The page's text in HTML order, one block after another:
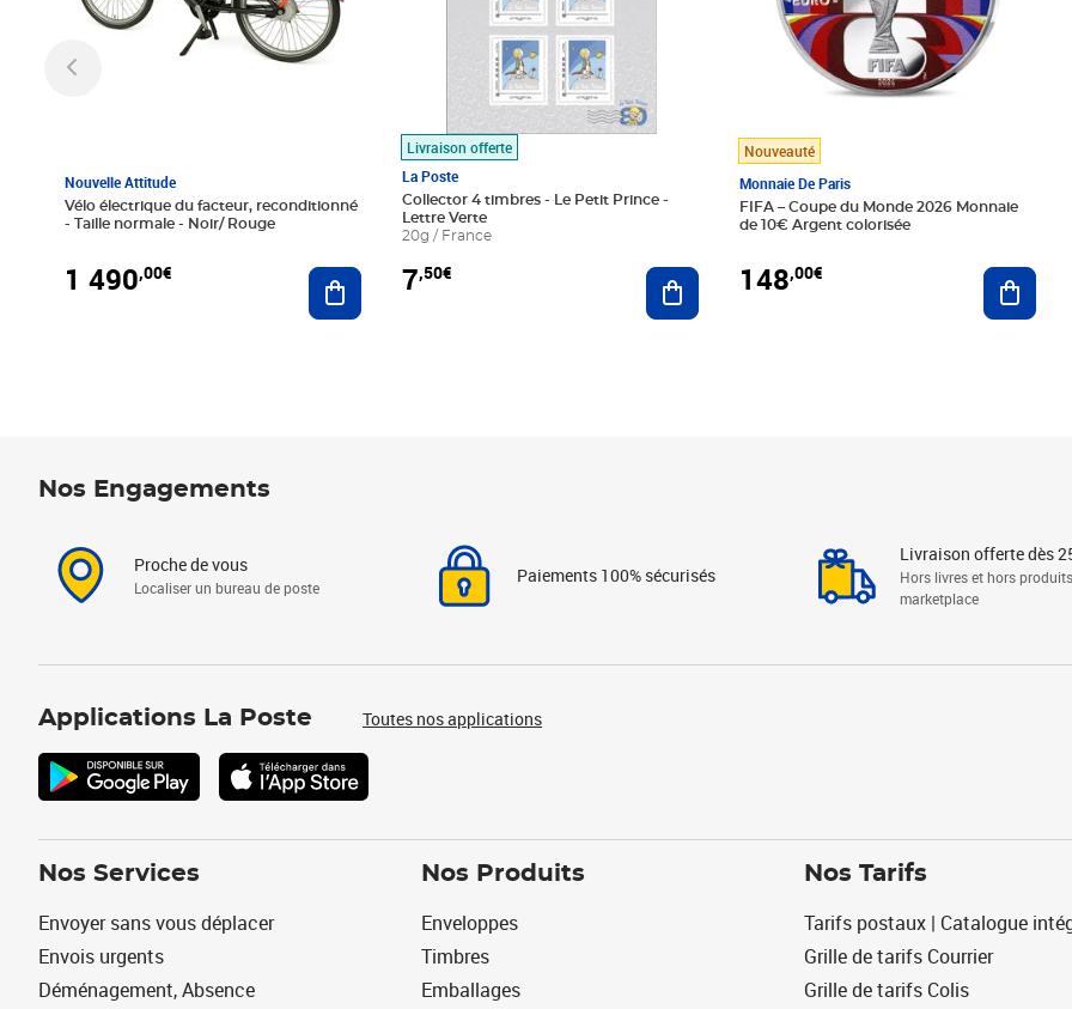
Nouvelle Attitude
Vélo électrique du facteur, reconditionné
- Taille normale - Noir/ Rouge
1 490,00€ Ajouter au panier
Livraison offerte
La Poste
Collector 4 timbres - Le Petit Prince -
Lettre Verte
20g / France
7,50€ Ajouter au panier
Nouveauté
Monnaie De Paris
FIFA – Coupe du Monde 2026 Monnaie
de 10€ Argent colorisée
148,00€
Nos Engagements
Proche de vous
Localiser un bureau de poste
Paiements 100% sécurisés
Livraison offerte dès
Hors livres et hors produits
marketplace
Applications La Poste Toutes nos applications
Nos Services
Envoyer sans vous déplacer
Envois urgents
Déménagement, Absence
Nos Produits
Enveloppes
Timbres
Emballages
Nos Tarifs
Tarifs postaux | Catalogue
Grille de tarifs Courrier
Grille de tarifs Colis